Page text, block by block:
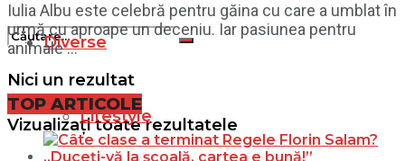
Nici un rezultat
Vizualizați toate rezultatele
Diverse
Lifestyle
Iulia Albu este celebră pentru găina cu care a umblat în
urmă cu aproape un deceniu. Iar pasiunea pentru
animale ...
TOP ARTICOLE